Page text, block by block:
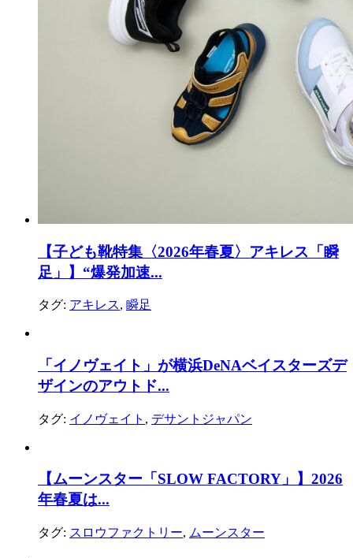
【子ども靴特集〈2026年春夏〉アキレス「瞬
足」】“爆発加速...
タグ: アキレス, 瞬足
「イノヴェイト」が横浜DeNAベイスターズデ
ザインのアウトド...
タグ: イノヴェイト , デサントジャパン
【ムーンスター「SLOW FACTORY」】2026
年春夏は...
タグ: スロウファクトリー, ムーンスター